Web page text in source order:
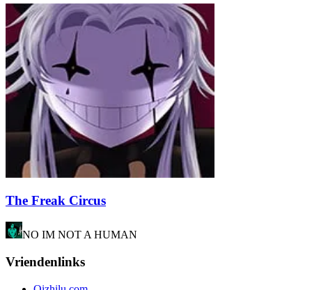
The Freak Circus
NO IM NOT A HUMAN
Vriendenlinks